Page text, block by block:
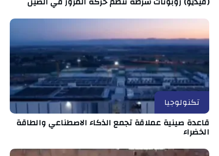
تكنولوجيا
قاعدة صينية عملاقة تجمع الذكاء الاصطناعي والطاقة
الخضراء